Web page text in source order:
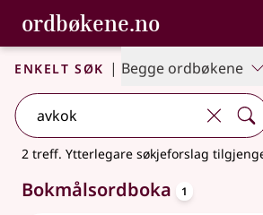
Gå til hovudinnhald
Tilgjenge
ordbøkene.no,
Bokmålsordboka og Nynorskordboka
Enkelt søk | Begge ordbøkene
2 treff. Ytterlegare søkjeforslag
Bokmålsordboka 1